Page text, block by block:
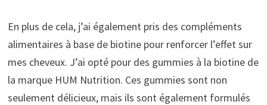
En plus de cela, j’ai également pris des compléments
alimentaires à base de biotine pour renforcer l’effet sur
mes cheveux. J’ai opté pour des gummies à la biotine de
la marque HUM Nutrition. Ces gummies sont non
seulement délicieux, mais ils sont également formulés